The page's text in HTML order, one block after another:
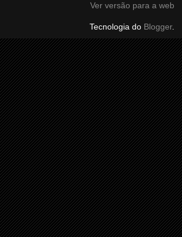
Ver versão para a web
Tecnologia do Blogger.